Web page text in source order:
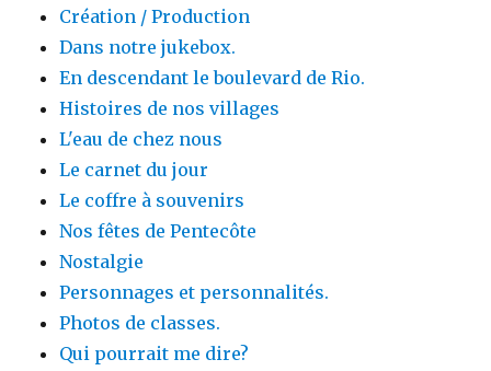
Création / Production
Dans notre jukebox.
En descendant le boulevard de Rio.
Histoires de nos villages
L'eau de chez nous
Le carnet du jour
Le coffre à souvenirs
Nos fêtes de Pentecôte
Nostalgie
Personnages et personnalités.
Photos de classes.
Qui pourrait me dire?